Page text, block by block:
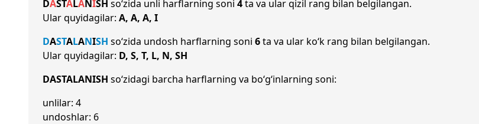
DASTALANISH so‘zida unli harflarning soni 4ta va ular qizil rang bilan belgilangan.
Ular quyidagilar: A, A, A, I
DASTALANISH so‘zida undosh harflarning soni 6ta va ular ko‘k rang bilan belgilangan.
Ular quyidagilar: D, S, T, L, N, SH
DASTALANISH so‘zidagi barcha harflarning va bo‘g‘inlarning soni:
unlilar: 4
undoshlar: 6